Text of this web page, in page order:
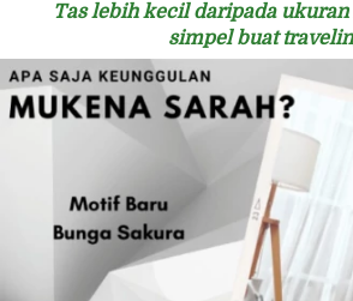
Tas lebih kecil daripada ukuran
simpel buat